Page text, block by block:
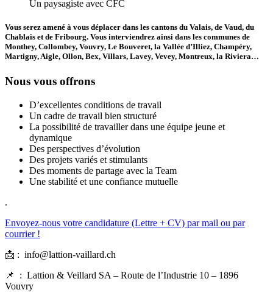
Un paysagiste avec CFC
Vous serez amené à vous déplacer dans les cantons du Valais, de Vaud, du
Chablais et de Fribourg. Vous interviendrez ainsi dans les communes de
Monthey, Collombey, Vouvry, Le Bouveret, la Vallée d’Illiez, Champéry,
Martigny, Aigle, Ollon, Bex, Villars, Lavey, Vevey, Montreux, la Riviera…
Nous vous offrons
D’excellentes conditions de travail
Un cadre de travail bien structuré
La possibilité de travailler dans une équipe jeune et
dynamique
Des perspectives d’évolution
Des projets variés et stimulants
Des moments de partage avec la Team
Une stabilité et une confiance mutuelle
.
Envoyez-nous votre candidature (Lettre + CV) par mail ou par
courrier !
📩 : info@lattion-vaillard.ch
📌
: Lattion & Veillard SA – Route de l’Industrie 10 – 1896
Vouvry